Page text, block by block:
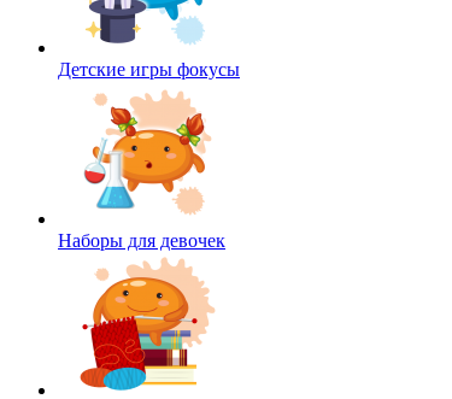
Детские игры фокусы
Наборы для девочек